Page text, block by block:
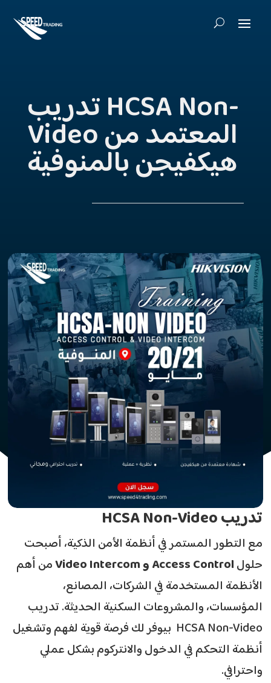
تدريب HCSA Non-
Video المعتمد من
هيكفيجن بالمنوفية
تدريب
مع التطور المستمر في أنظمة الأمن الذكية، أصبحت
حلولAccess Controlو
من أهم
الأنظمة المستخدمة في الشركات، المصانع،
المؤسسات، والمشروعات السكنية الحديثة. تدريب
HCSA Non-Video بيوفر لك فرصة قوية لفهم وتشغيل
أنظمة التحكم في الدخول والانتركوم بشكل عملي
واحترافي.